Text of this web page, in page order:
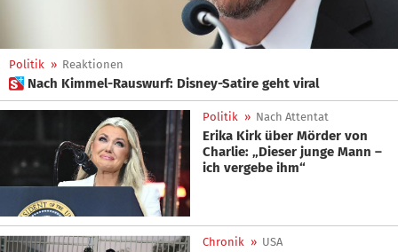
Politik » Reaktionen
 Nach Kimmel-Rauswurf: Disney-Satire geht viral
Politik » Nach Attentat
Erika Kirk über Mörder von
Charlie: „Dieser junge Mann –
ich vergebe ihm“
Chronik » USA